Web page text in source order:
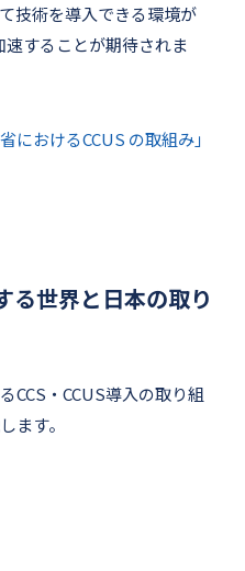
技術を導入できる環境が
速することが期待されま
におけるCCUS の取組み」
る世界と日本の取り
CCS・CCUS導入の取り組
ます。